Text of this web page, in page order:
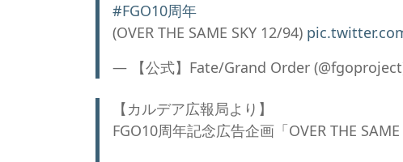
#FGO10周年
(OVER THE SAME SKY 12/94)
— 【公式】Fate/Grand Order
【カルデア広報局より】
FGO10周年記念広告企画「OVER THE SAME